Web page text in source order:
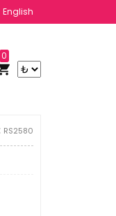
English
0
RS2580